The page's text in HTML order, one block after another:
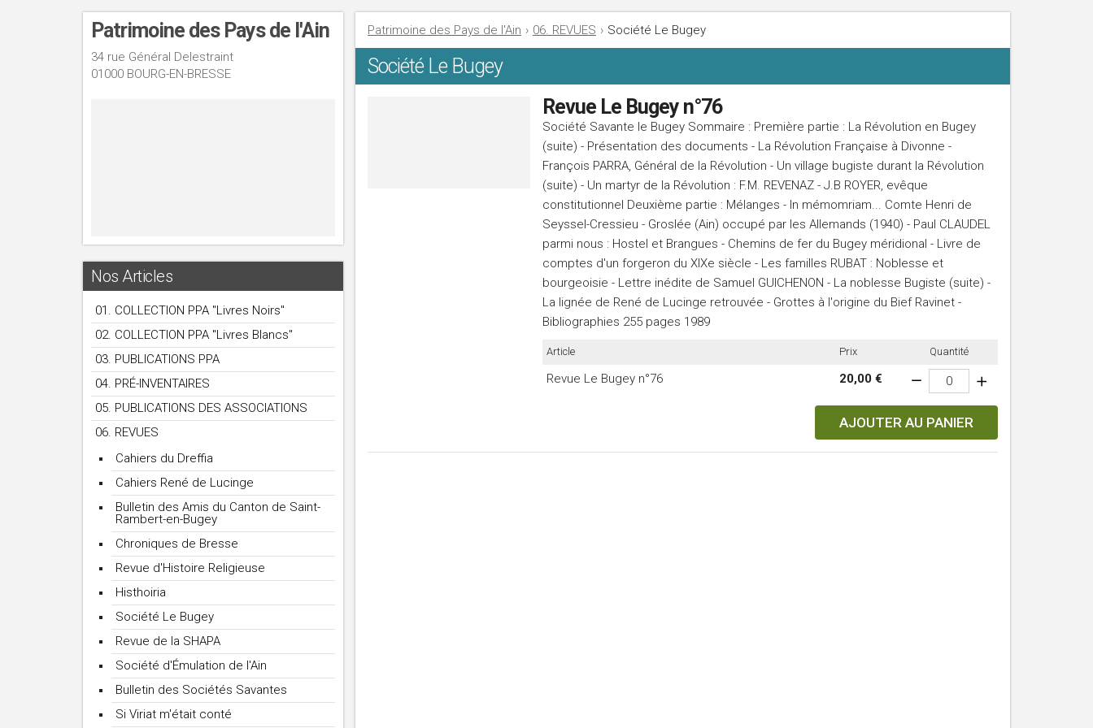
Patrimoine des Pays de l'Ain
34 rue Général Delestraint
01000 BOURG-EN-BRESSE
Nos Articles
01. COLLECTION PPA "Livres Noirs"
02. COLLECTION PPA "Livres Blancs"
03. PUBLICATIONS PPA
04. PRÉ-INVENTAIRES
05. PUBLICATIONS DES ASSOCIATIONS
06. REVUES
Cahiers du Dreffia
Cahiers René de Lucinge
Bulletin des Amis du Canton de Saint-
Rambert-en-Bugey
Chroniques de Bresse
Revue d'Histoire Religieuse
Histhoiria
Société Le Bugey
Revue de la SHAPA
Société d'Émulation de l'Ain
Bulletin des Sociétés Savantes
Si Viriat m'était conté
Patrimoine des Pays de l'Ain › 06. REVUES › Société Le Bugey
Société Le Bugey
Revue Le Bugey n°76
Société Savante le Bugey Sommaire : Première partie : La Révolution en Bugey
(suite) - Présentation des documents - La Révolution Française à Divonne -
François PARRA, Général de la Révolution - Un village bugiste durant la Révolution
(suite) - Un martyr de la Révolution : F.M. REVENAZ - J.B ROYER, evêque
constitutionnel Deuxième partie : Mélanges - In mémomriam... Comte Henri de
Seyssel-Cressieu - Groslée (Ain) occupé par les Allemands (1940) - Paul CLAUDEL
parmi nous : Hostel et Brangues - Chemins de fer du Bugey méridional - Livre de
comptes d'un forgeron du XIXe siècle - Les familles RUBAT : Noblesse et
bourgeoisie - Lettre inédite de Samuel GUICHENON - La noblesse Bugiste (suite) -
La lignée de René de Lucinge retrouvée - Grottes à l'origine du Bief Ravinet -
Bibliographies 255 pages 1989
Article Prix Quantité
Revue Le Bugey n°76 20,00 €
AJOUTER AU PANIER